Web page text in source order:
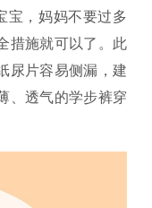
宝，妈妈不要过多
措施就可以了。此
尿片容易侧漏，建
、透气的学步裤穿